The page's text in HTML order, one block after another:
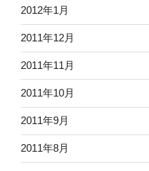
2012年1月
2011年12月
2011年11月
2011年10月
2011年9月
2011年8月